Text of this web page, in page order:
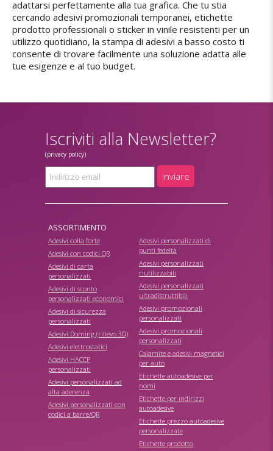
adattarsi perfettamente alla tua grafica. Che tu stia
cercando adesivi promozionali temporanei, etichette
prodotto professionali o sticker in vinile resistenti per un
utilizzo quotidiano, la stampa di adesivi a basso costo ti
consente di trovare facilmente una soluzione adatta alle
tue esigenze e al tuo budget.
Iscriviti alla Newsletter?
(privacy policy)
Inviare
ASSORTIMENTO
Adesivi colla forte
Adesivi con codici QR
Adesivi di carta
personalizzati
Adesivi di sconto
personalizzati economici
Adesivi di sicurezza
personalizzati
Adesivi Doming (rilievo 3D)
Adesivi elettrostatici
Adesivi HACCP
personalizzati
Adesivi personalizzati ad
alta aderenza
Adesivi personalizzati con
codici a barre/QR
Adesivi personalizzati di
punti fedeltà
Adesivi personalizzati
riutilizzabili
Adesivi personalizzati
ultradistruttibili
Adesivi promozionali
personalizzati
Adesivi promozionali
personalizzati
Calamite e adesivi magnetici
per auto
Etichette autoadesive per
nomi
Etichette per indirizzi
autoadesive
Etichette prezzo autoadesive
personalizzate
Etichette prodotto